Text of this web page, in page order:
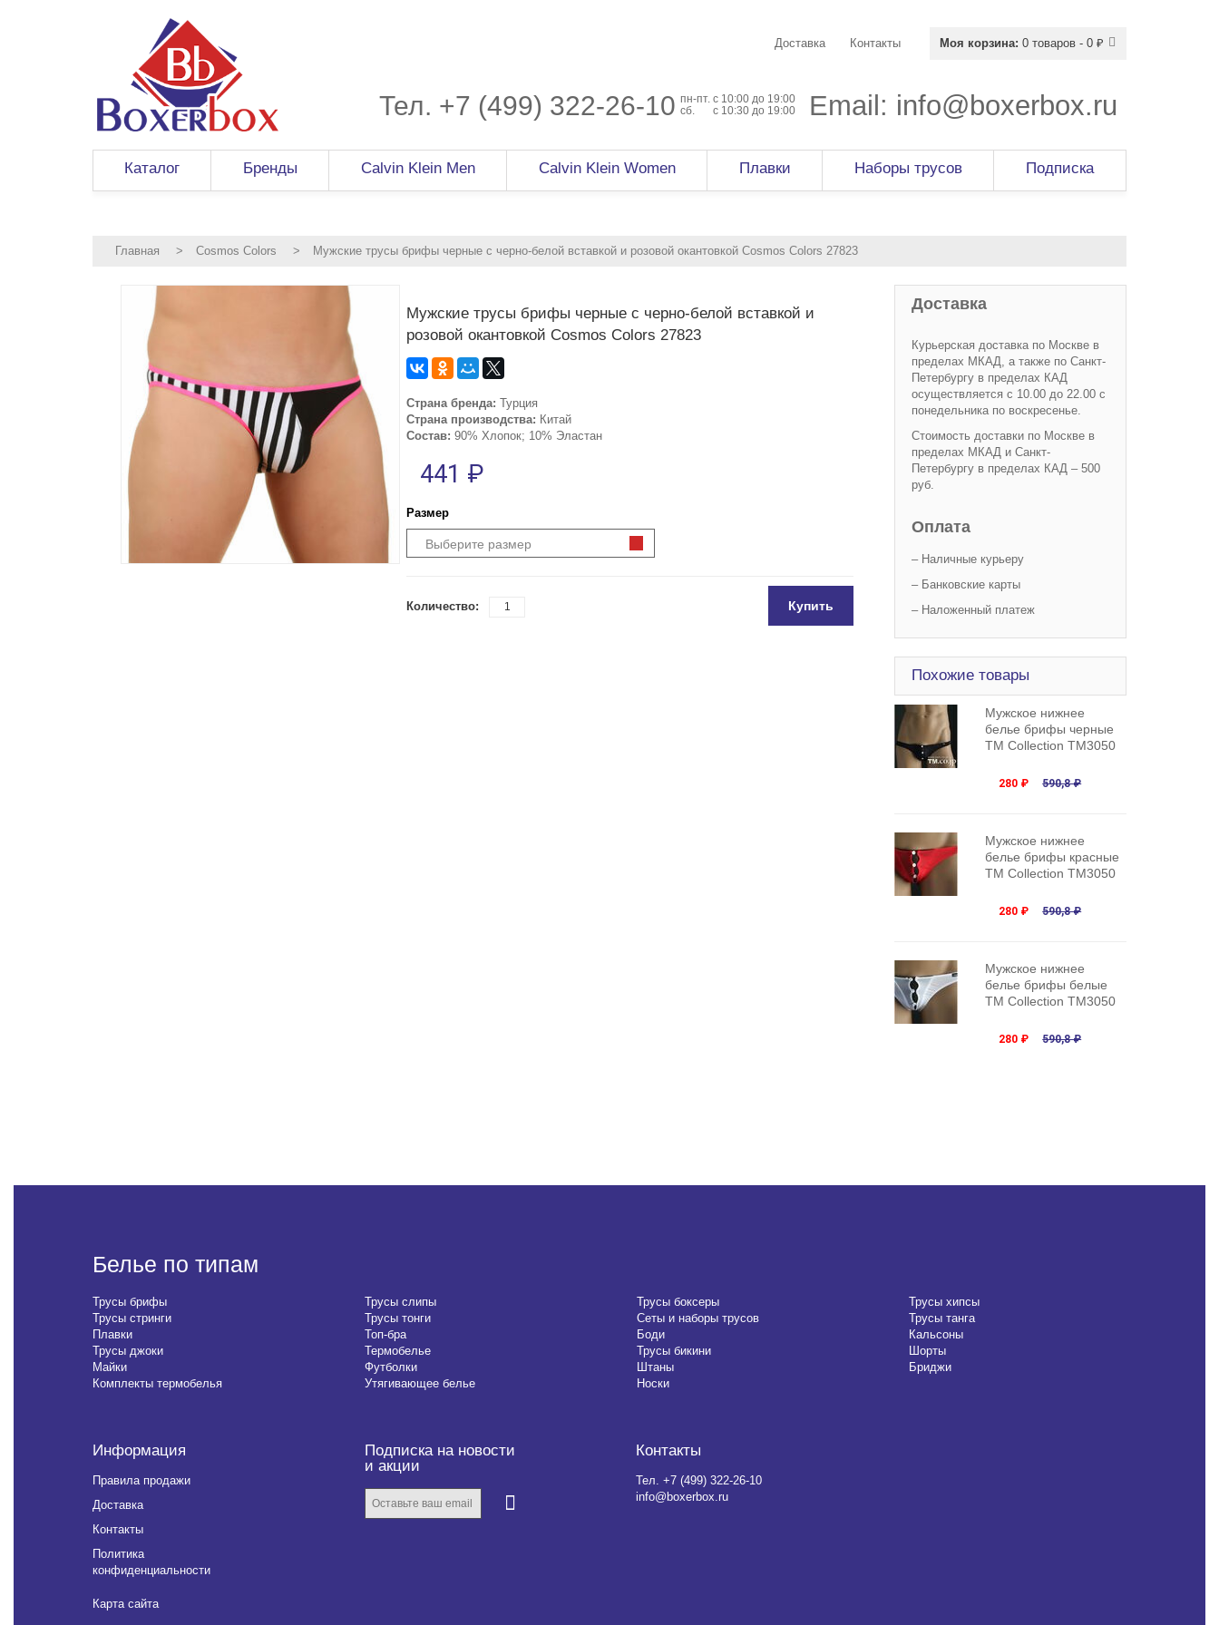
Моя корзина: 0 товаров - 0 ₽
Доставка Контакты
Тел. +7 (499) 322-26-10 пн-пт. c 10:00 до 19:00
сб.
с 10:30 до 19:00 Email: info@boxerbox.ru
Каталог Бренды Calvin Klein Men Calvin Klein Women Плавки Наборы трусов Подписка
Главная > Cosmos Colors > Мужские трусы брифы черные с черно-белой вставкой и розовой окантовкой Cosmos Colors 27823
Доставка
Курьерская доставка по Москве в
пределах МКАД, а также по Санкт-
Петербургу в пределах КАД
осуществляется с 10.00 до 22.00 с
понедельника по воскресенье.
Стоимость доставки по Москве в
пределах МКАД и Санкт-
Петербургу в пределах КАД – 500
руб.
Оплата
– Наличные курьеру
– Банковские карты
– Наложенный платеж
Похожие товары
Мужское нижнее
белье брифы черные
TM Collection TM3050
280 ₽ 590,8 ₽
Мужское нижнее
белье брифы красные
TM Collection TM3050
280 ₽ 590,8 ₽
Мужское нижнее
белье брифы белые
TM Collection TM3050
280 ₽ 590,8 ₽
280 ₽ 463,1 ₽
Мужские трусы брифы черные с черно-белой вставкой и
розовой окантовкой Cosmos Colors 27823
Страна бренда: Турция
Страна производства: Китай
Состав: 90% Хлопок; 10% Эластан
441 ₽
Размер
Выберите размер
Количество: Купить
Белье по типам
Трусы брифы Трусы слипы Трусы боксеры
Трусы хипсы
Трусы стринги
Трусы тонги Сеты и наборы трусов
Трусы танга
Плавки
Топ-бра Боди
Кальсоны
Трусы джоки
Термобелье Трусы бикини
Шорты
Майки
Футболки Штаны
Бриджи
Комплекты термобелья
Утягивающее белье Носки
Информация
Правила продажи
Доставка
Контакты
Политика
конфиденциальности
Карта сайта
Подписка на новости
и акции
Контакты
Тел. +7 (499) 322-26-10
info@boxerbox.ru